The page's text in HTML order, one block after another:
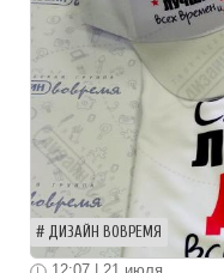
ДИЗАЙН ВОВРЕМЯ